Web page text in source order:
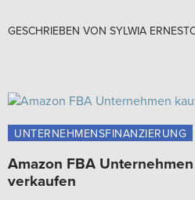
GESCHRIEBEN VON SYLWIA
UNTERNEHMENSFINANZIERUNG
Amazon FBA
verkaufen